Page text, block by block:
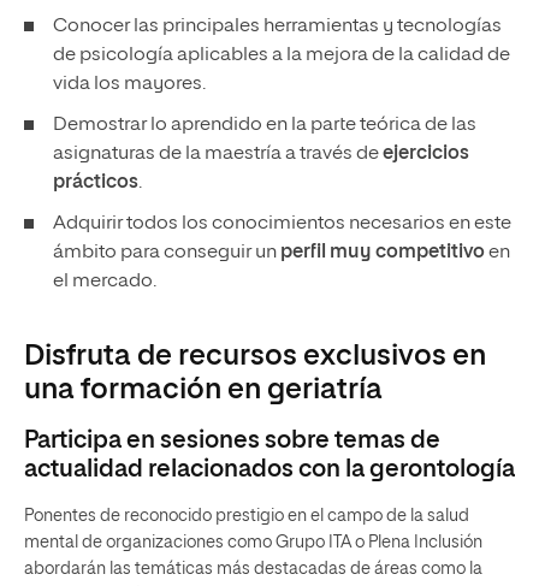
Conocer las principales herramientas y tecnologías
de psicología aplicables a la mejora de la calidad de
vida los mayores.
Demostrar lo aprendido en la parte teórica de las
asignaturas de la maestría a través deejercicios
prácticos.
Adquirir todos los conocimientos necesarios en este
ámbito para conseguir un perfil muy competitivoen
el mercado.
Disfruta de recursos exclusivos en
una formación en geriatría
Participa en sesiones sobre temas de
actualidad relacionados con la gerontología
Ponentes de reconocido prestigio en el campo de la salud
mental de organizaciones como Grupo ITA o Plena Inclusión
abordarán las temáticas más destacadas de áreas como la